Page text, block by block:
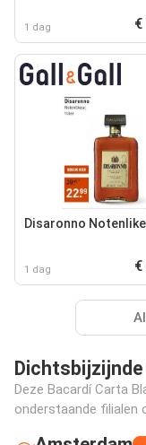
1 dag
Disaronno
1 dag
Dichtsbijzijnde
Deze Bacardí Carta
onderstaande filialen